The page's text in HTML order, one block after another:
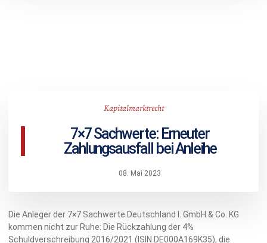
Kapitalmarktrecht
7×7 Sachwerte: Erneuter
Zahlungsausfall bei Anleihe
08. Mai 2023
Die Anleger der 7×7 Sachwerte Deutschland I. GmbH & Co. KG
kommen nicht zur Ruhe: Die Rückzahlung der 4%
Schuldverschreibung 2016/2021 (ISIN DE000A169K35), die